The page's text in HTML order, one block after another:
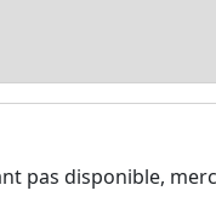
pas disponible,